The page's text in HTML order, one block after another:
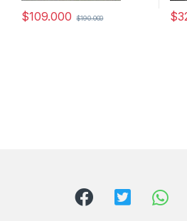
$109.000 $190.000 $